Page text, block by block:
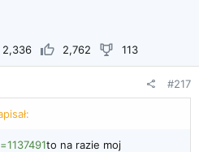
2,336 2,762 113
#217
to na razie moj